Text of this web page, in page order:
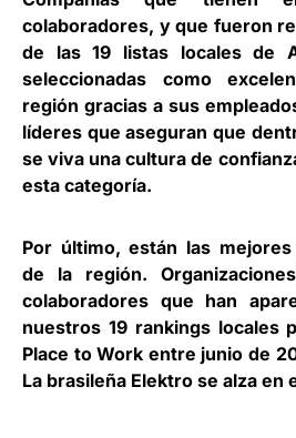
colaboradores, y que fueron
de las 19 listas locales de
seleccionadas como
región gracias a sus
líderes que aseguran que
se viva una cultura de
esta categoría.
Por último, están las
de la región.
colaboradores que han
nuestros 19 rankings locales
Place to Work entre junio de
La brasileña Elektro se alza en